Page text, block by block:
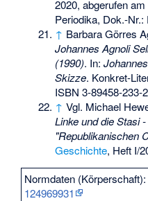
2020, abgerufen
Periodika, Dok.-Nr.:
↑ Barbara Görres
Johannes Agnoli
(1990). In:
Skizze. Konkret-
ISBN 3-89458-233-2
↑ Vgl. Michael
Linke und die Stasi
"Republikanischen
Geschichte, Heft I/
Normdaten
124969931